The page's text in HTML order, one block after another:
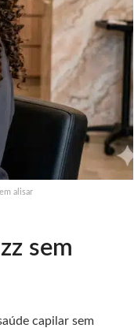
alisar
sem
capilar sem